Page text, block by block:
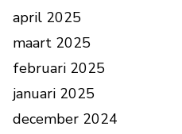
april 2025
maart 2025
februari 2025
januari 2025
december 2024